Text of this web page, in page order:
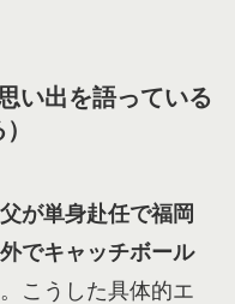
い出を語っている
父が単身赴任で福岡
外でキャッチボール
こうした具体的エ